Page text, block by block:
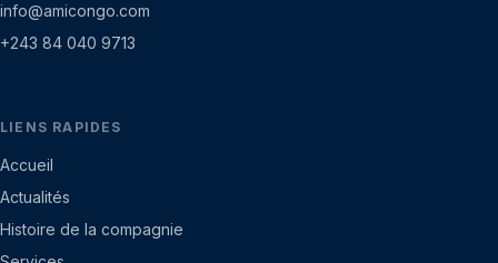
info@amicongo.com
+243 84 040 9713
LIENS RAPIDES
Accueil
Actualités
Histoire de la compagnie